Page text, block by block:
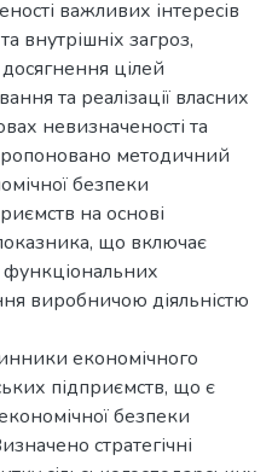
важливих інтересів
внутрішніх загроз,
цілей
та реалізації власних
невизначеності та
методичний
безпеки
на основі
що включає
функціональних
виробничою діяльністю
економічного
підприємств, що є
безпеки
стратегічні